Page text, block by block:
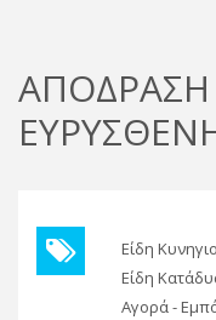
ΑΠΟΔΡΑΣΗ
Είδη
Είδη
Αγορά -